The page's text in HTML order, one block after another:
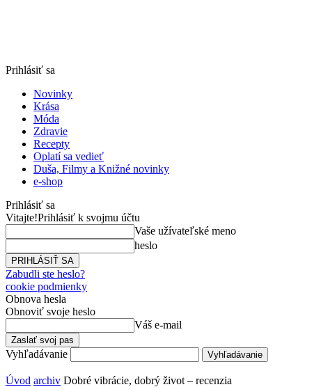
Prihlásiť sa
Novinky
Krása
Móda
Zdravie
Recepty
Oplatí sa vedieť
Duša, Filmy a Knižné novinky
e-shop
Prihlásiť sa
Vitajte!Prihlásiť k svojmu účtu
Vaše užívateľské meno
heslo
Zabudli ste heslo?
cookie podmienky
Obnova hesla
Obnoviť svoje heslo
Váš e-mail
Vyhľadávanie
Úvod archiv Dobré vibrácie, dobrý život – recenzia